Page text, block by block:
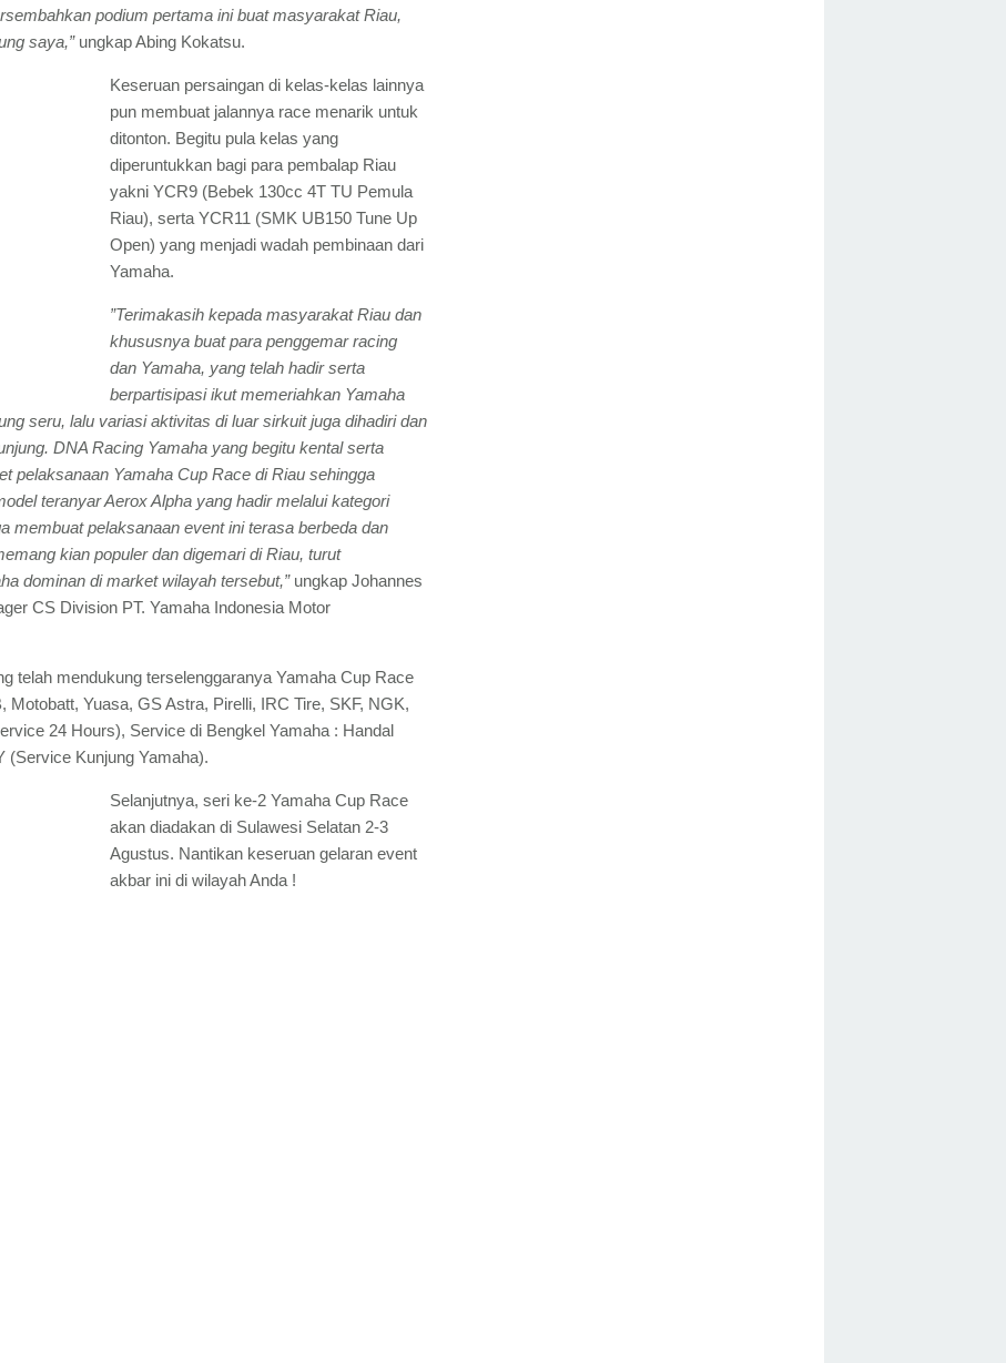
podium pertama ini buat masyarakat Riau,
saya,”ungkap Abing Kokatsu.
Keseruan persaingan di kelas-kelas lainnya
pun membuat jalannya race menarik untuk
ditonton. Begitu pula kelas yang
diperuntukkan bagi para pembalap Riau
yakni YCR9 (Bebek 130cc 4T TU Pemula
Riau), serta YCR11 (SMK UB150 Tune Up
Open) yang menjadi wadah pembinaan dari
Yamaha.
”Terimakasih kepada masyarakat Riau dan
khususnya buat para penggemar racing
dan Yamaha, yang telah hadir serta
berpartisipasi ikut memeriahkan Yamaha
seru, lalu variasi aktivitas di luar sirkuit juga dihadiri dan
DNA Racing Yamaha yang begitu kental serta
pelaksanaan Yamaha Cup Race di Riau sehingga
teranyar Aerox Alpha yang hadir melalui kategori
membuat pelaksanaan event ini terasa berbeda dan
kian populer dan digemari di Riau, turut
dominan di market wilayah tersebut,” ungkap Johannes
CS Division PT. Yamaha Indonesia Motor
telah mendukung terselenggaranya Yamaha Cup Race
Motobatt, Yuasa, GS Astra, Pirelli, IRC Tire, SKF, NGK,
24 Hours), Service di Bengkel Yamaha : Handal
(Service Kunjung Yamaha).
Selanjutnya, seri ke-2 Yamaha Cup Race
akan diadakan di Sulawesi Selatan 2-3
Agustus. Nantikan keseruan gelaran event
akbar ini di wilayah Anda !